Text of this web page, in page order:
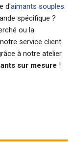
d'aimants souples.
spécifique ?
ou la
service client
à notre atelier
sur mesure !